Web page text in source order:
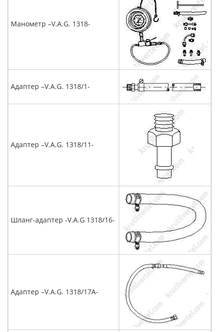
Манометр –V.A.G. 1318-
Адаптер –V.A.G. 1318/1-
Адаптер –V.A.G. 1318/11-
Шланг-адаптер -V.A.G 1318/16-
Адаптер –V.A.G. 1318/17А-